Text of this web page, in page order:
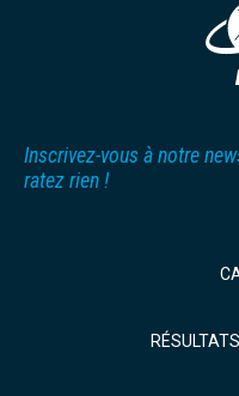
Inscrivez-vous à notre
ratez rien !